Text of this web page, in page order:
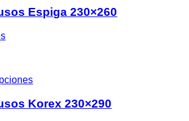
Espiga 230×260
Korex 230×290